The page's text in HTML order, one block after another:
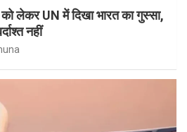
लेकर UN में दिखा भारत का गुस्सा,
नहीं